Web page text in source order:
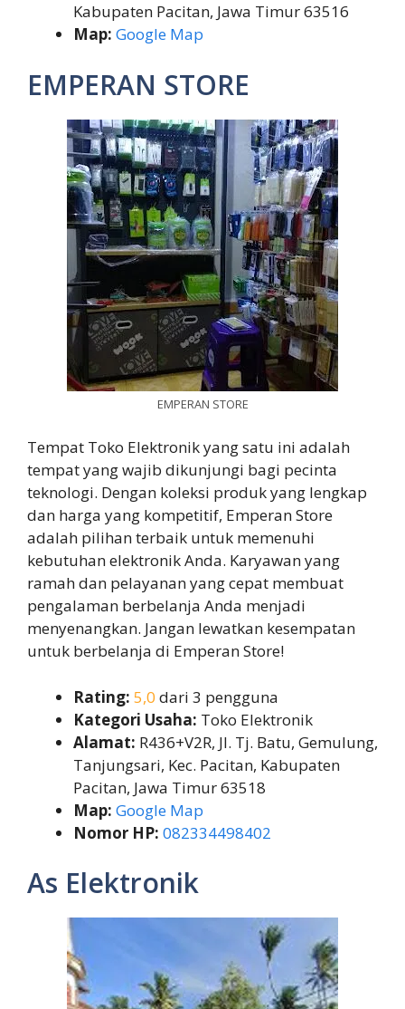
Kabupaten Pacitan, Jawa Timur 63516
Map: Google Map
EMPERAN STORE
EMPERAN STORE
Tempat Toko Elektronik yang satu ini adalah
tempat yang wajib dikunjungi bagi pecinta
teknologi. Dengan koleksi produk yang lengkap
dan harga yang kompetitif, Emperan Store
adalah pilihan terbaik untuk memenuhi
kebutuhan elektronik Anda. Karyawan yang
ramah dan pelayanan yang cepat membuat
pengalaman berbelanja Anda menjadi
menyenangkan. Jangan lewatkan kesempatan
untuk berbelanja di Emperan Store!
Rating: 5,0 dari 3 pengguna
Kategori Usaha: Toko Elektronik
Alamat: R436+V2R, Jl. Tj. Batu, Gemulung,
Tanjungsari, Kec. Pacitan, Kabupaten
Pacitan, Jawa Timur 63518
Map: Google Map
Nomor HP: 082334498402
As Elektronik